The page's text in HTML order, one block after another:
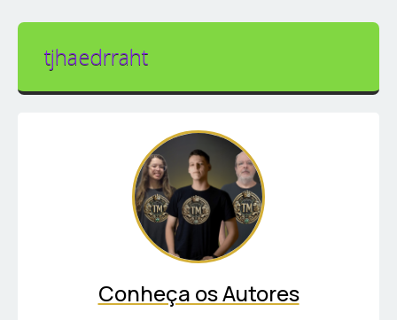
tjhaedrraht
Conheça os Autores